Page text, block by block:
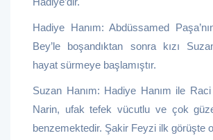
Hadiye Hanım: Abdüssamed
Bey’le boşandıktan sonra kızı
hayat sürmeye başlamıştır.
Suzan Hanım: Hadiye Hanım ile Raci
Narin, ufak tefek vücutlu ve çok
benzemektedir. Şakir Feyzi ilk görüşte